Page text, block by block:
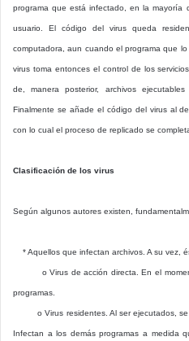
programa que está infectado, en la mayoría
usuario. El código del virus queda
computadora, aun cuando el programa que
virus toma entonces el control de los
de, manera posterior, archivos
Finalmente se añade el código del virus al
con lo cual el proceso de replicado se
Clasificación de los virus
Según algunos autores existen,
* Aquellos que infectan archivos. A su vez,
o Virus de acción directa. En el
programas.
o Virus residentes. Al ser ejecutados, se
Infectan a los demás programas a medida